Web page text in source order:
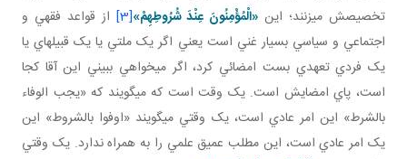
تخصيصش مي زنند؛ اين«الْمُؤْمِنُونَ عِنْدَ شُرُوطِهِمْ»[3]
از قواعد فقهي و
اجتماعي و سياسي بسيار غني است يعني اگر يک ملتي يا يک قبيله اي يا
يک فردي تعهدي بست امضائي کرد، اگر مي خواهي ببيني اين آقا کجا
است، پاي امضايش است. يک وقت است که مي گويند که «يجب الوفاء
بالشرط» اين امر عادي است، يک وقتي مي گويند «اوفوا بالشروط» اين
يک امر عادي است، اين مطلب عميق علمي را به همراه ندارد. يک وقتي